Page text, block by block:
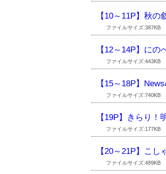
【10～11P】秋
ファイルサイズ:387KB
【12～14P】にの
ファイルサイズ:443KB
【15～18P】
ファイルサイズ:740KB
【19P】きらり
ファイルサイズ:177KB
【20～21P】こ
ファイルサイズ:489KB